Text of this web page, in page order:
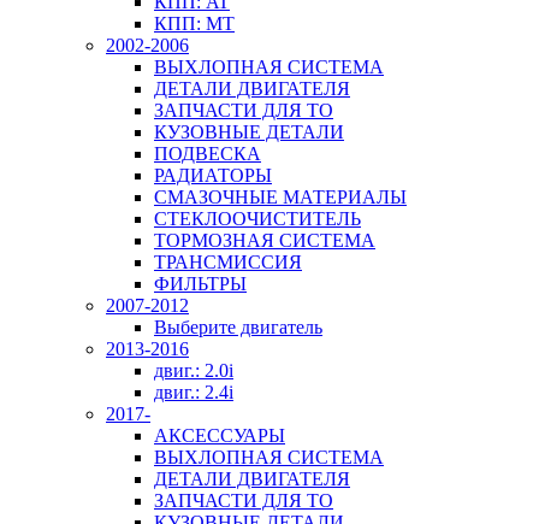
КПП: MT
2002-2006
ВЫХЛОПНАЯ СИСТЕМА
ДЕТАЛИ ДВИГАТЕЛЯ
ЗАПЧАСТИ ДЛЯ ТО
КУЗОВНЫЕ ДЕТАЛИ
ПОДВЕСКА
РАДИАТОРЫ
СМАЗОЧНЫЕ МАТЕРИАЛЫ
СТЕКЛООЧИСТИТЕЛЬ
ТОРМОЗНАЯ СИСТЕМА
ТРАНСМИССИЯ
ФИЛЬТРЫ
2007-2012
Выберите двигатель
2013-2016
двиг.: 2.0i
двиг.: 2.4i
2017-
АКСЕССУАРЫ
ВЫХЛОПНАЯ СИСТЕМА
ДЕТАЛИ ДВИГАТЕЛЯ
ЗАПЧАСТИ ДЛЯ ТО